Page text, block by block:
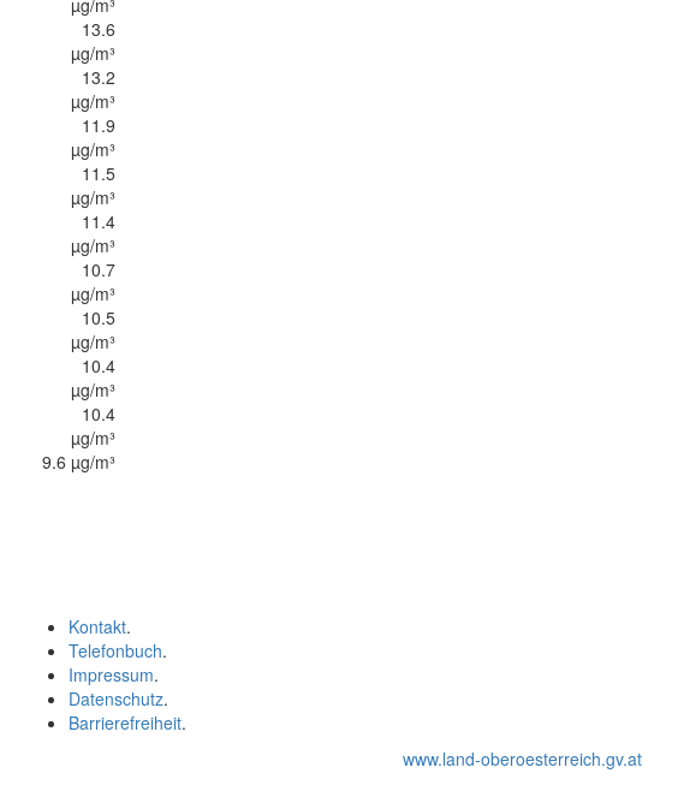
µg/m³
13.6
µg/m³
13.2
µg/m³
11.9
µg/m³
11.5
µg/m³
11.4
µg/m³
10.7
µg/m³
10.5
µg/m³
10.4
µg/m³
10.4
µg/m³
9.6 µg/m³
Kontakt.
Telefonbuch.
Impressum.
Datenschutz.
Barrierefreiheit.
www.land-oberoesterreich.gv.at